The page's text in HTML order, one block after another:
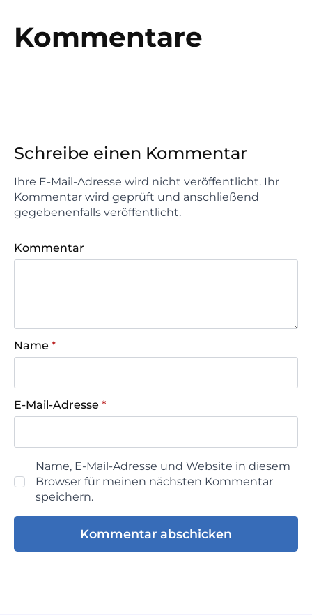
Kommentare
Schreibe einen Kommentar
Ihre E-Mail-Adresse wird nicht veröffentlicht. Ihr
Kommentar wird geprüft und anschließend
gegebenenfalls veröffentlicht.
Kommentar
Name *
E-Mail-Adresse *
Name, E-Mail-Adresse und Website in diesem
Browser für meinen nächsten Kommentar
speichern.